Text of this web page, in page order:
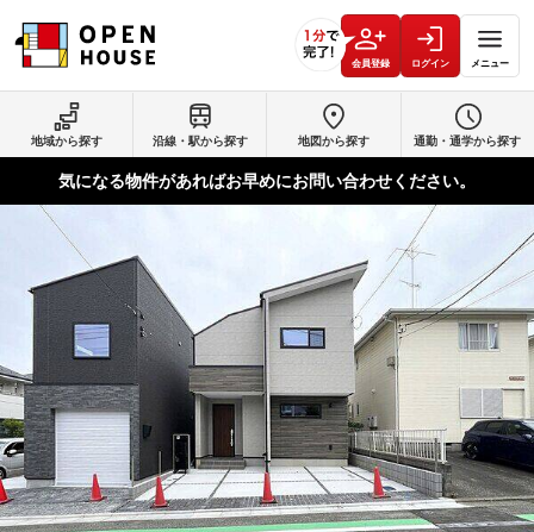
会員登録 ログイン メニュー
地域から探す 沿線・駅から探す 地図から探す 通勤・通学から探す
気になる物件があればお早めにお問い合わせください。